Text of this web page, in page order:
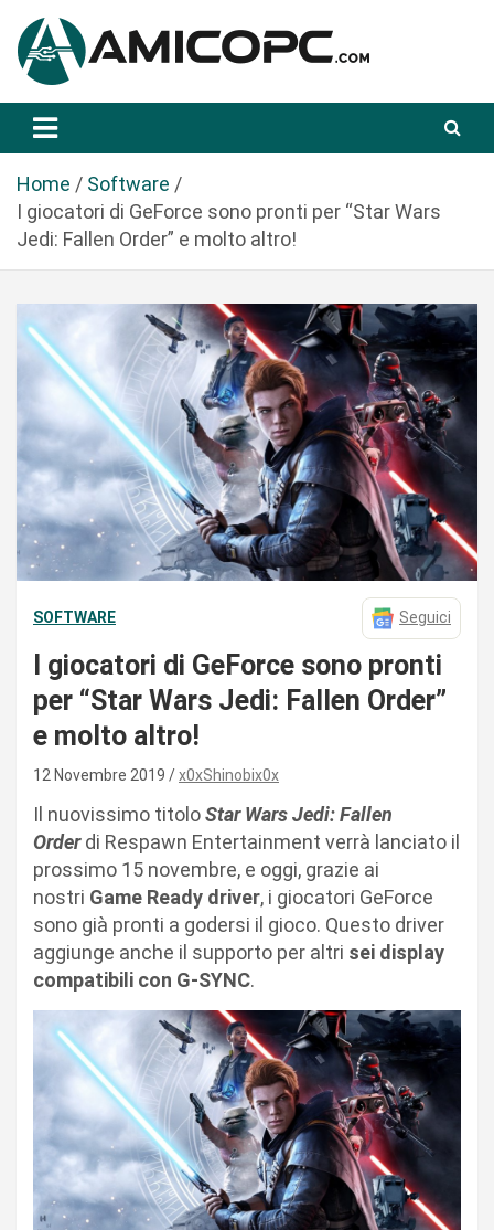
a
Amicopc.com
Home
Software
I giocatori di GeForce sono pronti per “Star Wars
Jedi: Fallen Order” e molto altro!
SOFTWARE Seguici
I giocatori di GeForce sono pronti
per “Star Wars Jedi: Fallen Order”
e molto altro!
12 Novembre 2019 x0xShinobix0x
Il nuovissimo titoloStar Wars Jedi: Fallen
Orderdi Respawn Entertainment verrà lanciato il
prossimo 15 novembre, e oggi, grazie ai
nostri Game Ready driver, i giocatori GeForce
sono già pronti a godersi il gioco. Questo driver
aggiunge anche il supporto per altri sei display
compatibili con G-SYNC.